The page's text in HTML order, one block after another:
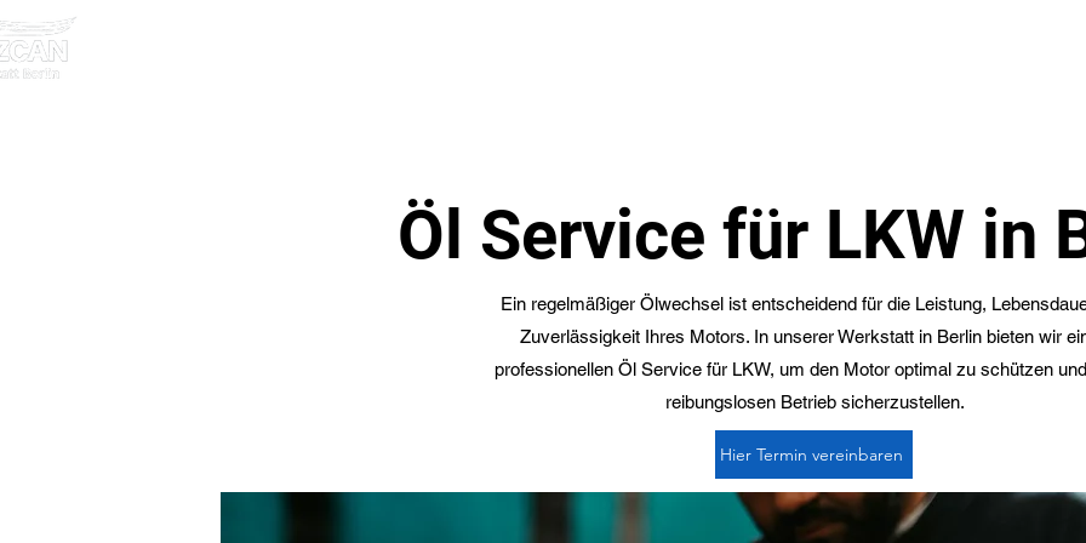
Öl Service für LKW in
Ein regelmäßiger Ölwechsel ist entscheidend für die Leistung,
Zuverlässigkeit Ihres Motors. In unserer Werkstatt in Berlin bieten wir
professionellen Öl Service für LKW, um den Motor optimal zu schützen
reibungslosen Betrieb sicherzustellen.
Hier Termin vereinbaren